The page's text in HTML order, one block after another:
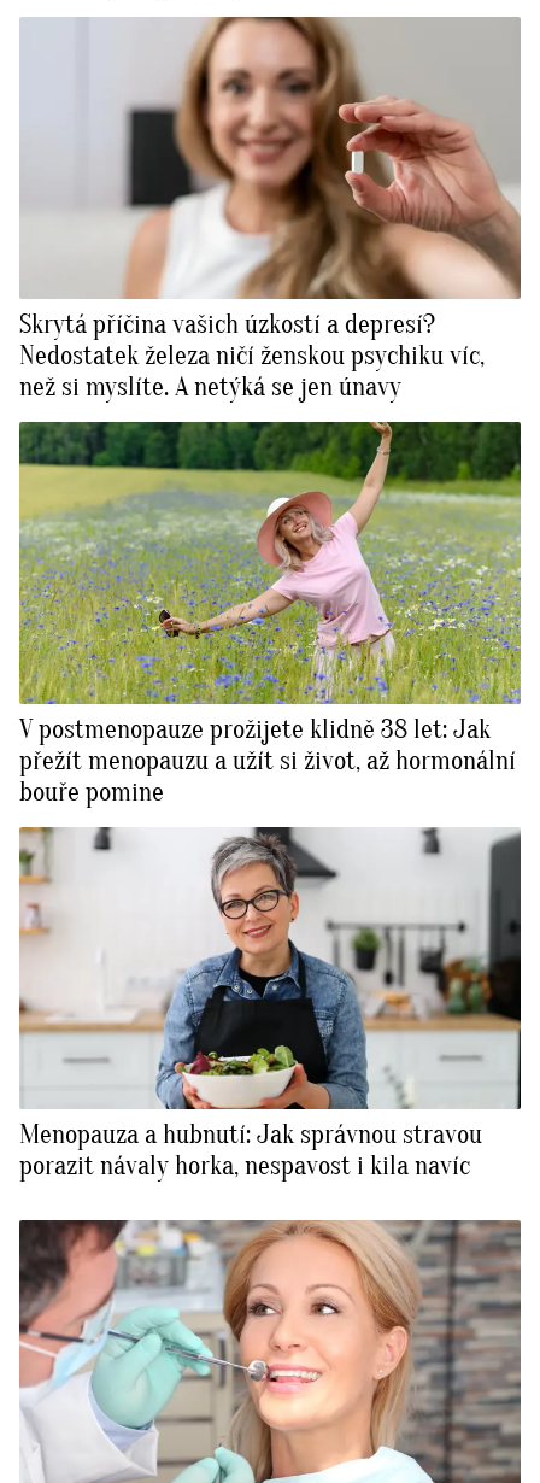
Skrytá příčina vašich úzkostí a depresí?
Nedostatek železa ničí ženskou psychiku víc,
než si myslíte. A netýká se jen únavy
V postmenopauze prožijete klidně 38 let: Jak
přežít menopauzu a užít si život, až hormonální
bouře pomine
Menopauza a hubnutí: Jak správnou stravou
porazit návaly horka, nespavost i kila navíc